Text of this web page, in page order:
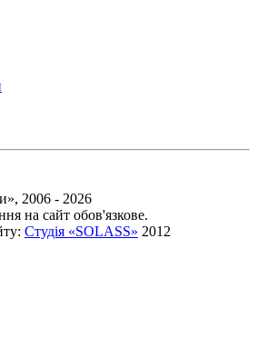
2006 - 2026
на сайт обов'язкове.
Студія «SOLASS» 2012